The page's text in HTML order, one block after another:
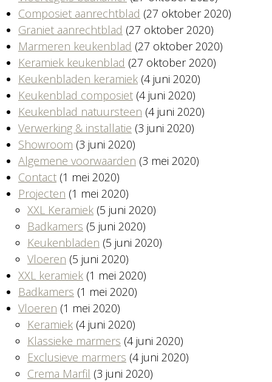
Composiet aanrechtblad (27 oktober 2020)
Graniet aanrechtblad (27 oktober 2020)
Marmeren keukenblad (27 oktober 2020)
Keramiek keukenblad (27 oktober 2020)
Keukenbladen keramiek (4 juni 2020)
Keukenblad composiet (4 juni 2020)
Keukenblad natuursteen (4 juni 2020)
Verwerking & installatie (3 juni 2020)
Showroom (3 juni 2020)
Algemene voorwaarden (3 mei 2020)
Contact (1 mei 2020)
Projecten (1 mei 2020)
XXL Keramiek (5 juni 2020)
Badkamers (5 juni 2020)
Keukenbladen (5 juni 2020)
Vloeren (5 juni 2020)
XXL keramiek (1 mei 2020)
Badkamers (1 mei 2020)
Vloeren (1 mei 2020)
Keramiek (4 juni 2020)
Klassieke marmers (4 juni 2020)
Exclusieve marmers (4 juni 2020)
Crema Marfil (3 juni 2020)